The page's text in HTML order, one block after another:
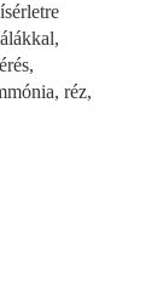
réz,